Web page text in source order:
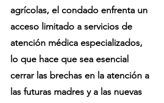
agrícolas, el condado enfrenta un
acceso limitado a servicios de
atención médica especializados,
lo que hace que sea esencial
cerrar las brechas en la atención a
las futuras madres y a las nuevas